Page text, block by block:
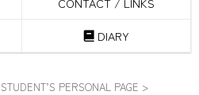
DIARY
STUDENT’S PERSONAL PAGE >